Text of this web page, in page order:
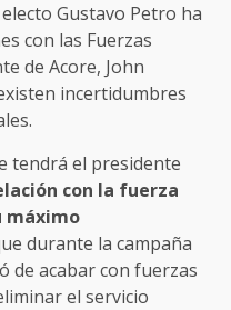
Gustavo Petro ha
con las Fuerzas
de Acore, John
incertidumbres
tendrá el presidente
con la fuerza
máximo
durante la campaña
de acabar con fuerzas
el servicio